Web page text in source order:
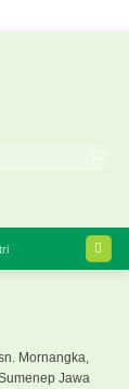
Mornangka,
Jawa